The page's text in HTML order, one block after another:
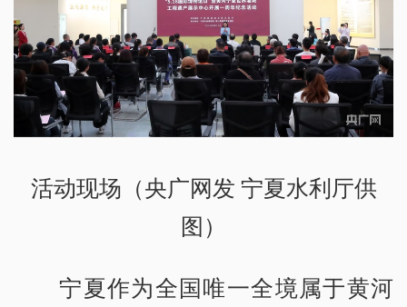
活动现场（央广网发 宁夏水利厅供
图）
宁夏作为全国唯一全境属于黄河